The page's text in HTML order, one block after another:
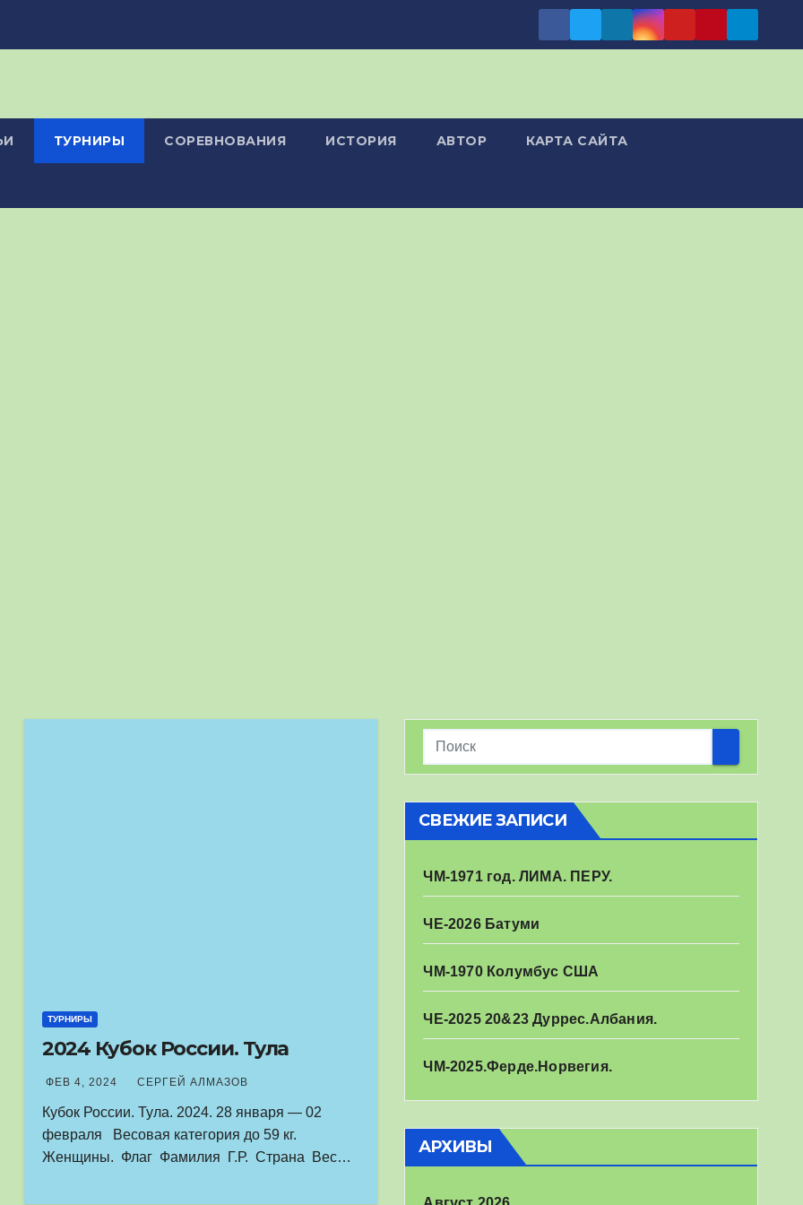
ТУРНИРЫ СОРЕВНОВАНИЯ ИСТОРИЯ АВТОР КАРТА САЙТА
ТУРНИРЫ
2024 Кубок России. Тула
ФЕВ 4, 2024 СЕРГЕЙ АЛМАЗОВ
Кубок России. Тула. 2024. 28 января — 02
февраля Весовая категория до 59 кг.
Женщины. Флаг Фамилия Г.Р. Страна Вес…
СВЕЖИЕ ЗАПИСИ
ЧМ-1971 год. ЛИМА. ПЕРУ.
ЧЕ-2026 Батуми
ЧМ-1970 Колумбус США
ЧЕ-2025 20&23 Дуррес.Албания.
ЧМ-2025.Ферде.Норвегия.
АРХИВЫ